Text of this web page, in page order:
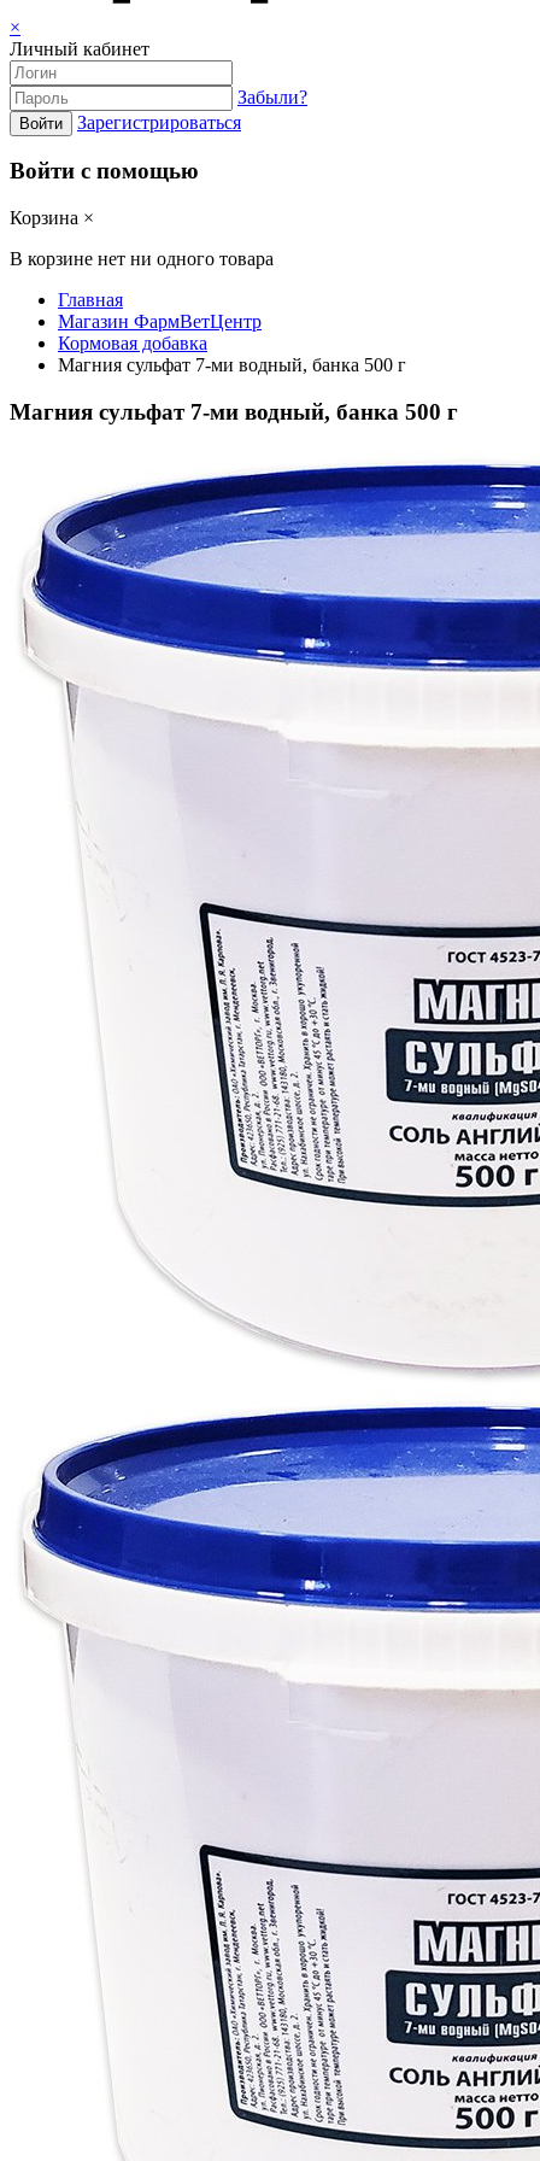
×
Личный кабинет
Забыли?
Войти Зарегистрироваться
Войти с помощью
Корзина ×
В корзине нет ни одного товара
Главная
Магазин ФармВетЦентр
Кормовая добавка
Магния сульфат 7-ми водный, банка 500 г
Магния сульфат 7-ми водный, банка 500 г